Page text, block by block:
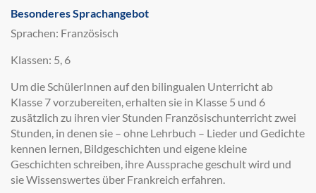
Besonderes Sprachangebot
Sprachen: Französisch
Klassen: 5, 6
Um die SchülerInnen auf den bilingualen Unterricht ab
Klasse 7 vorzubereiten, erhalten sie in Klasse 5 und 6
zusätzlich zu ihren vier Stunden Französischunterricht zwei
Stunden, in denen sie – ohne Lehrbuch – Lieder und Gedichte
kennen lernen, Bildgeschichten und eigene kleine
Geschichten schreiben, ihre Aussprache geschult wird und
sie Wissenswertes über Frankreich erfahren.